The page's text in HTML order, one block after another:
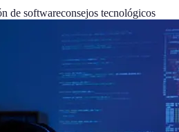
de softwareconsejos tecnológicos